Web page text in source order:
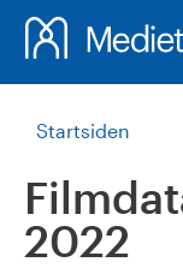
Startsiden
2022